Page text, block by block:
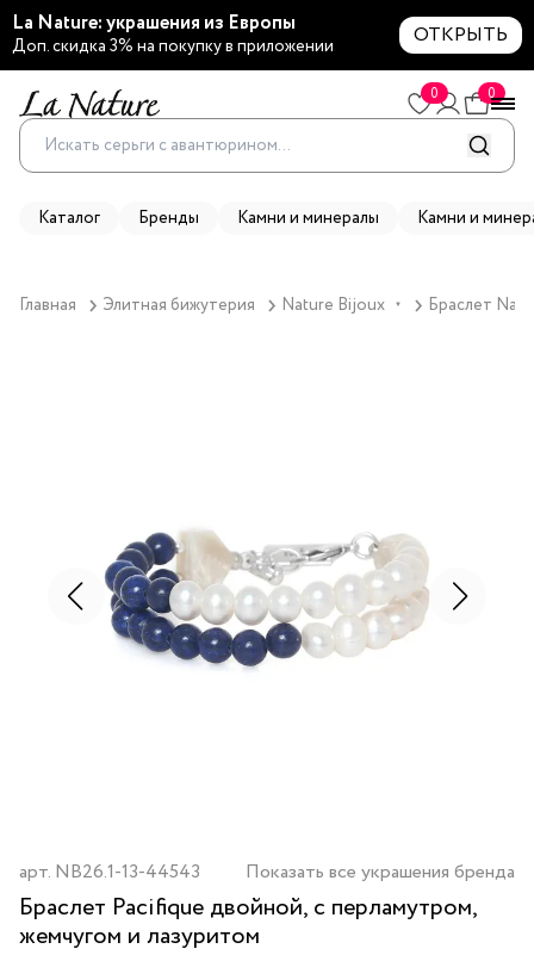
La Nature: украшения из Европы
Доп. скидка 3% на покупку в приложении ОТКРЫТЬ
0 0
Каталог Бренды Камни и минералы Камни и
Главная Элитная бижутерия Nature Bijoux ▼ Браслет
арт. NB26.1-13-44543 Показать все украшения бренда
Браслет Pacifique двойной, с перламутром,
жемчугом и лазуритом